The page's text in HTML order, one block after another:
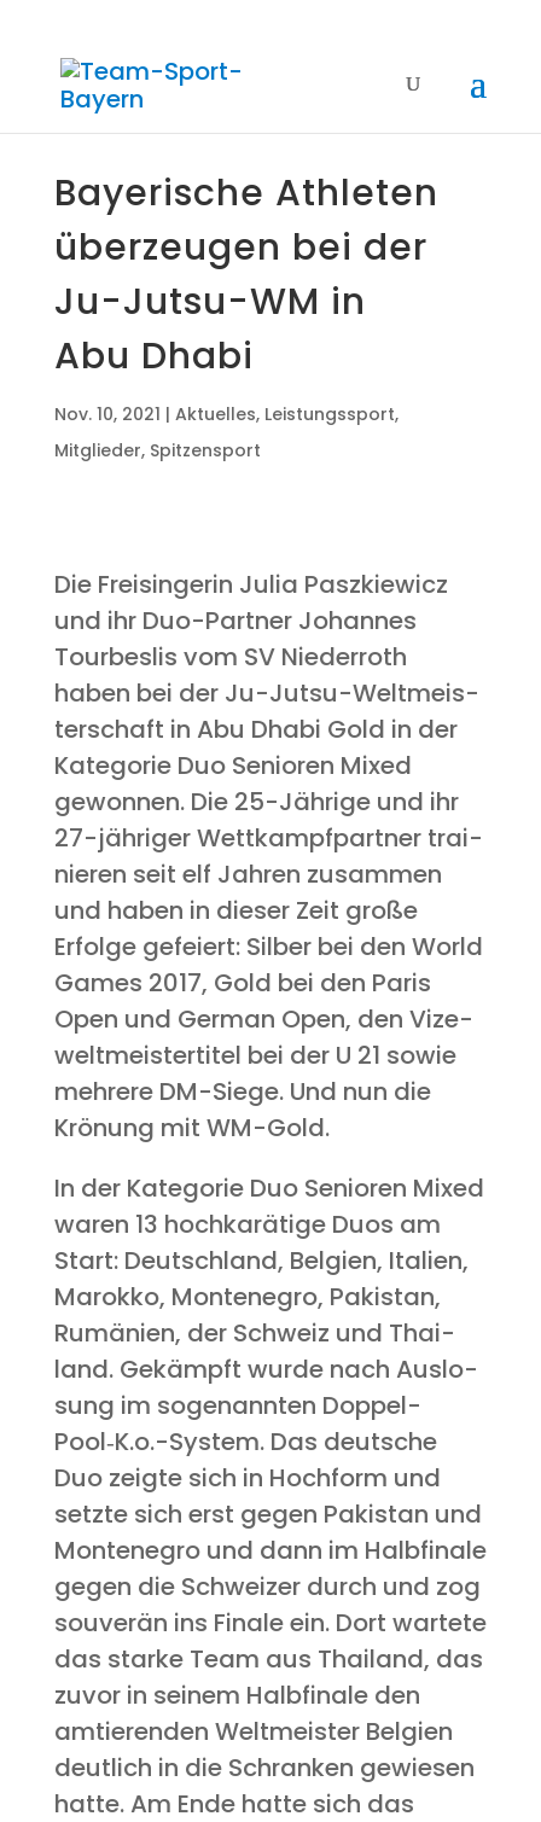
Baye­ri­sche Ath­le­ten
über­zeu­gen bei der
Ju-Jutsu-WM in
Abu Dhabi
Nov. 10, 2021 | Aktuelles, Leistungssport,
Mitglieder, Spitzensport
Die Frei­sin­ge­rin Julia Paszkie­wicz
und ihr Duo-Part­ner Johan­nes
Tour­be­s­lis vom SV Nie­der­roth
haben bei der Ju-Jutsu-Welt­meis­
ter­schaft in Abu Dha­bi Gold in der
Kate­go­rie Duo Senio­ren Mixed
gewon­nen. Die 25-Jäh­ri­ge und ihr
27-jäh­ri­ger Wett­kampf­part­ner trai­
nie­ren seit elf Jah­ren zusam­men
und haben in die­ser Zeit gro­ße
Erfol­ge gefei­ert: Sil­ber bei den World
Games 2017, Gold bei den Paris
Open und Ger­man Open, den Vize­
welt­meis­ter­ti­tel bei der U 21 sowie
meh­re­re DM-Sie­ge. Und nun die
Krö­nung mit WM-Gold.
In der Kate­go­rie Duo Senio­ren Mixed
waren 13 hoch­ka­rä­ti­ge Duos am
Start: Deutsch­land, Bel­gi­en, Ita­li­en,
Marok­ko, Mon­te­ne­gro, Paki­stan,
Rumä­ni­en, der Schweiz und Thai­
land. Gekämpft wur­de nach Aus­lo­
sung im soge­nann­ten Doppel-
Pool‑K.o.-System. Das deut­sche
Duo zeig­te sich in Hoch­form und
setz­te sich erst gegen Paki­stan und
Mon­te­ne­gro und dann im Halb­fi­na­le
gegen die Schwei­zer durch und zog
sou­ve­rän ins Fina­le ein. Dort war­te­te
das star­ke Team aus Thai­land, das
zuvor in sei­nem Halb­fi­na­le den
amtie­ren­den Welt­meis­ter Bel­gi­en
deut­lich in die Schran­ken gewie­sen
hat­te. Am Ende hat­te sich das